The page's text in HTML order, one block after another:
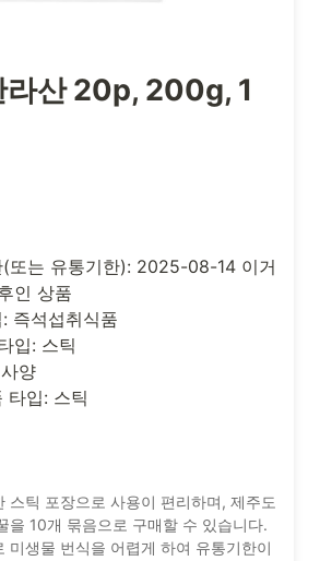
라산 20p, 200g, 1
(또는 유통기한): 2025-08-14 이거
인 상품
즉석섭취식품
입: 스틱
양
타입: 스틱
스틱 포장으로 사용이 편리하며, 제주도
을 10개 묶음으로 구매할 수 있습니다.
미생물 번식을 어렵게 하여 유통기한이